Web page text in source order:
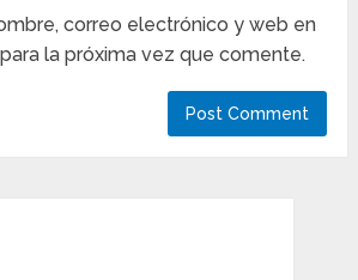
correo electrónico y web en
la próxima vez que comente.